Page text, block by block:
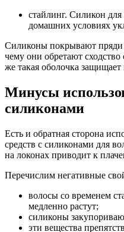
стайлинг. Силикон для
домашних условиях
Силиконы покрывают пряди
чему они обретают
же такая оболочка
Минусы
силиконами
Есть и обратная сторона
средств с силиконами для
на локонах приводит к
Перечислим негативные
волосы со временем
медленно растут;
силиконы
эти вещества